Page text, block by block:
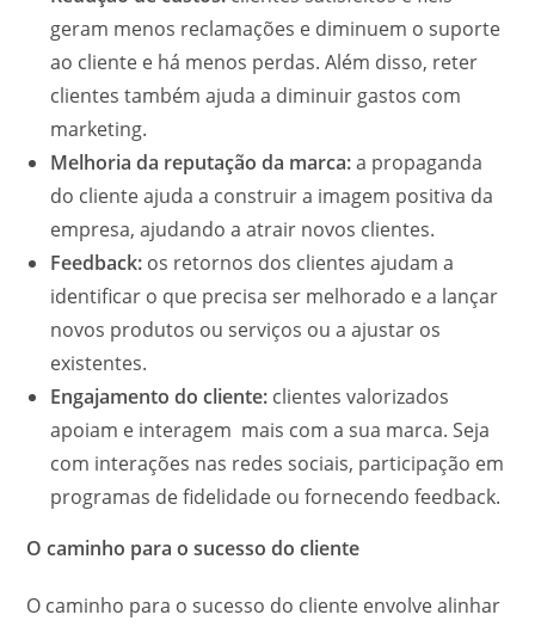
geram menos reclamações e diminuem o suporte
ao cliente e há menos perdas. Além disso, reter
clientes também ajuda a diminuir gastos com
marketing.
Melhoria da reputação da marca:a propaganda
do cliente ajuda a construir a imagem positiva da
empresa, ajudando a atrair novos clientes.
Feedback: os retornos dos clientes ajudam a
identificar o que precisa ser melhorado e a lançar
novos produtos ou serviços ou a ajustar os
existentes.
Engajamento do cliente: clientes valorizados
apoiam e interagem mais com a sua marca. Seja
com interações nas redes sociais, participação em
programas de fidelidade ou fornecendo feedback.
O caminho para o sucesso do cliente
O caminho para o sucesso do cliente envolve alinhar